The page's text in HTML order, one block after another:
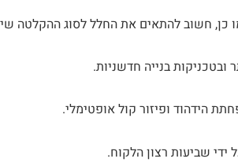
כן, חשוב להתאים את החלל לסוג ההקלטה
בנייה חדשניות.
הידהוד ופיזור קול אופטימלי.
ידי שביעות רצון הלקוח.